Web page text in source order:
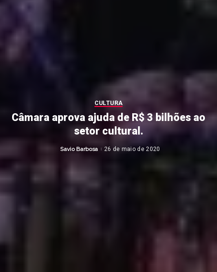
CULTURA
Câmara aprova ajuda de R$ 3 bilhões ao
setor cultural.
Posted
Savio Barbosa 26 de maio de 2020